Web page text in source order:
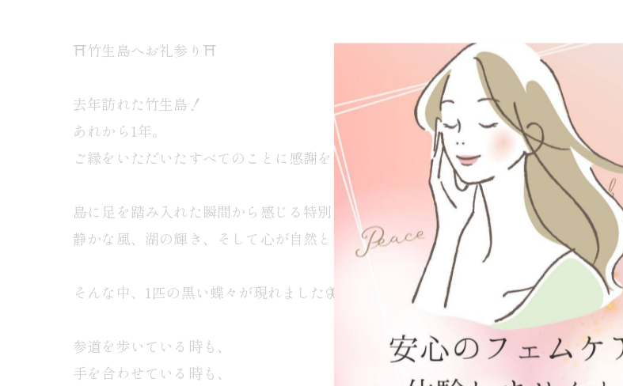
⛩️竹生島へお礼参り⛩️
去年訪れた竹生島！
あれから1年。
ご縁をいただいたすべてのことに感謝を込めて、竹生島へお礼参りに行ってきました✨
島に足を踏み入れた瞬間から感じる特別な空気。
静かな風、湖の輝き、そして心が自然と整っていく感覚。
そんな中、1匹の黒い蝶々が現れました🦋
参道を歩いている時も、
手を合わせている時も、